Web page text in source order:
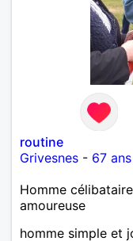
routine
Grivesnes - 67 ans
Homme
amoureuse
homme simple et